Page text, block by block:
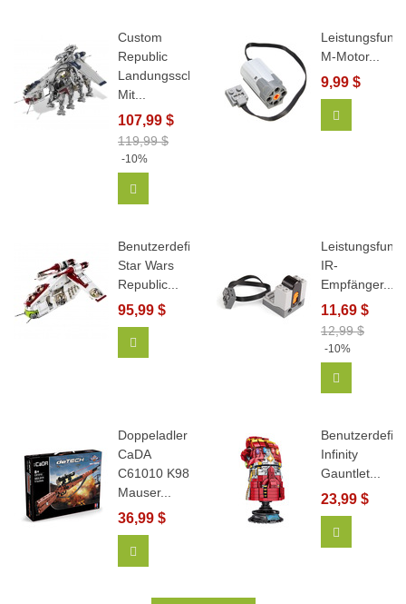
Custom
Republic
Landungsschiff
Mit...
107,99 $
119,99 $
-10%
M-Motor...
9,99 $
Benutzerdefinierte
Star Wars
Republic...
95,99 $
IR-
Empfänger...
11,69 $
12,99 $
-10%
Doppeladler
CaDA
C61010 K98
Mauser...
36,99 $
Infinity
Gauntlet...
23,99 $